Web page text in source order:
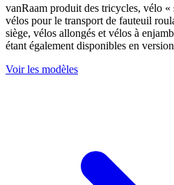
vanRaam produit des tricycles, vélo «
vélos pour le transport de fauteuil
siège, vélos allongés et vélos à
étant également disponibles en
Voir les modèles